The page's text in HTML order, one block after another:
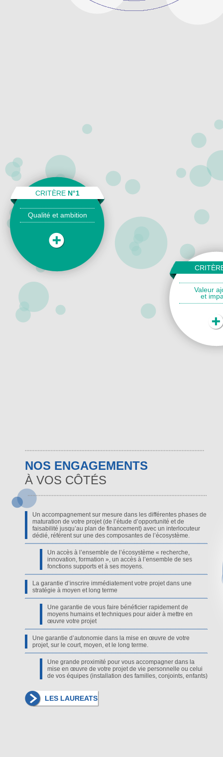
CRITÈRE N°1
Qualité et ambition
Valeur
et
NOS ENGAGEMENTS
À VOS CÔTÉS
Un accompagnement sur mesure dans les différentes phases de
maturation de votre projet (de l’étude d’opportunité et de
faisabilité jusqu’au plan de financement) avec un interlocuteur
dédié, référent sur une des composantes de l’écosystème.
Un accès à l’ensemble de l’écosystème « recherche,
innovation, formation », un accès à l’ensemble de ses
fonctions supports et à ses moyens.
La garantie d’inscrire immédiatement votre projet dans une
stratégie à moyen et long terme
Une garantie de vous faire bénéficier rapidement de
moyens humains et techniques pour aider à mettre en
œuvre votre projet
Une garantie d’autonomie dans la mise en œuvre de votre
projet, sur le court, moyen, et le long terme.
Une grande proximité pour vous accompagner dans la
mise en œuvre de votre projet de vie personnelle ou celui
de vos équipes (installation des familles, conjoints, enfants)
LES LAUREATS